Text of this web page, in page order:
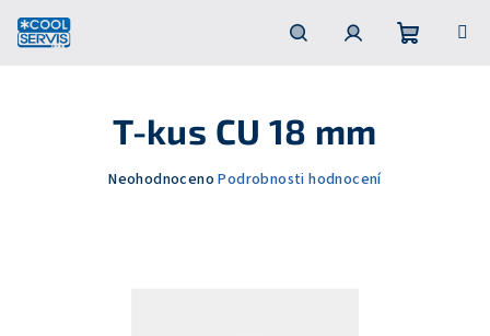
obsah
T-kus CU 18 mm
Průměrné
Neohodnoceno Podrobnosti hodnocení